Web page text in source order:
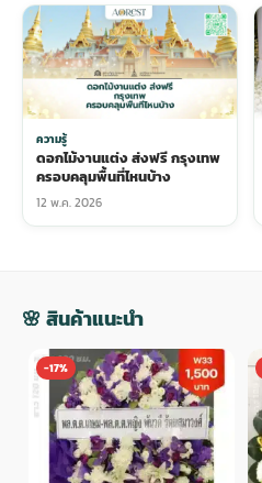
ความรู้
ดอกไม้งานแต่ง ส่งฟรี กรุงเทพ
ครอบคลุมพื้นที่ไหนบ้าง
12 พ.ค. 2026
🌸 สินค้าแนะนำ
-17%